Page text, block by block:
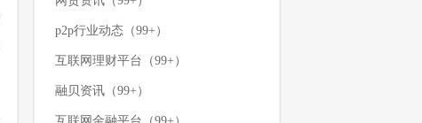
p2p行业动态（99+）
互联网理财平台（99+）
融贝资讯（99+）